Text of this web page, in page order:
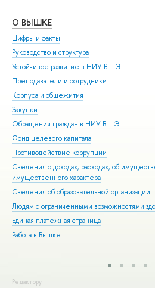
О ВЫШКЕ
Цифры и факты
Руководство и структура
Устойчивое развитие в НИУ ВШЭ
Преподаватели и сотрудники
Корпуса и общежития
Закупки
Обращения граждан в НИУ ВШЭ
Фонд целевого капитала
Противодействие коррупции
Сведения о доходах, расходах, об
имущественного характера
Сведения об образовательной организации
Людям с ограниченными возможностями
Единая платежная страница
Работа в Вышке
Редактору